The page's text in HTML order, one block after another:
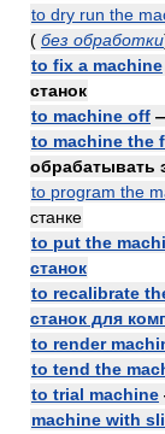
to dry run the
( без обработки
to fix a machine
станок
to machine off
to machine the
обрабатывать
to program the
станке
to put the
станок
to recalibrate
станок для
to render
to tend the
to trial machine
machine with